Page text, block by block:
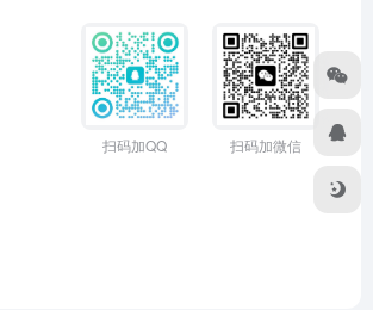
扫码加QQ 扫码加微信